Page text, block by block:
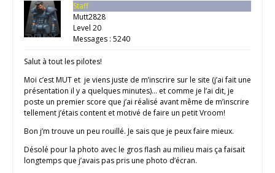
Staff
Mutt2828
Level 20
Messages : 5240
Salut à tout les pilotes!
Moi c’est MUT et je viens juste de m’inscrire sur le site (j’ai fait une
présentation il y a quelques minutes)… et comme je l’ai dit, je
poste un premier score que j’ai réalisé avant même de m’inscrire
tellement j’étais content et motivé de faire un petit Vroom!
Bon j’m trouve un peu rouillé. Je sais que je peux faire mieux.
Désolé pour la photo avec le gros flash au milieu mais ça faisait
longtemps que j’avais pas pris une photo d’écran.